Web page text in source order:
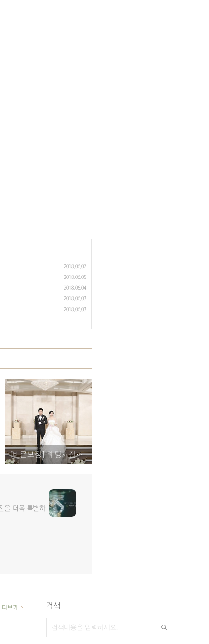
2018.06.07
2018.06.05
2018.06.04
2018.06.03
2018.06.03
[바른보정] 웨딩사진보정 / 간단한 본식 사진 보정하기.
을 더욱 특별하
더보기 검색